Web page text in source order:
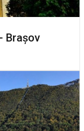
Brașov